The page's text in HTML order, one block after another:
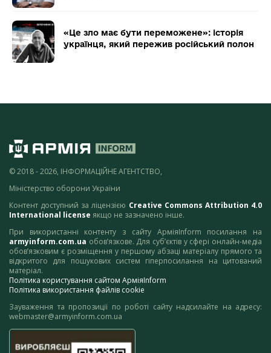
«Це зло має бути переможене»: історія
українця, який пережив російський полон
© 2018 - 2026, ІНФОРМАЦІЙНЕ АГЕНТСТВО,
Міністерство оборони України
Контент доступний за ліцензією Creative Commons Attribution 4.0
International license якщо не зазначено інше.
При використанні контенту з сайту АрміяInform посилання на
armyinform.com.ua обов’язкове. Для суб’єктів у сфері онлайн-медіа
обов’язковим є розміщення у першому абзаці матеріалу прямого та
відкритого для пошукових систем гіперпосилання на цитований
матеріал.
Політика користування сайтом АрміяInform
Політика використання файлів cookie
Зауваження та пропозиції по роботі сайту надсилайте на адресу:
webmaster@armyinform.com.ua